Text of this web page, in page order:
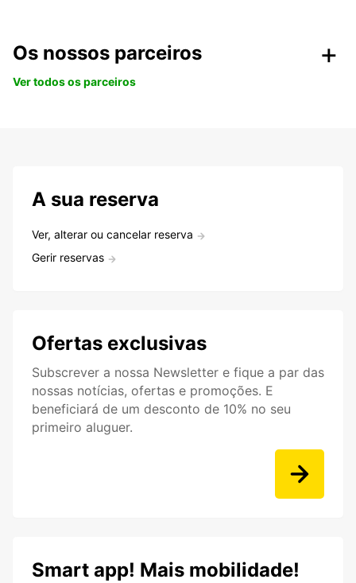
Os nossos parceiros
Ver todos os parceiros
A sua reserva
Ver, alterar ou cancelar reserva
Gerir reservas
Ofertas exclusivas
Subscrever a nossa Newsletter e fique a par das
nossas notícias, ofertas e promoções. E
beneficiará de um desconto de 10% no seu
primeiro aluguer.
Smart app! Mais mobilidade!